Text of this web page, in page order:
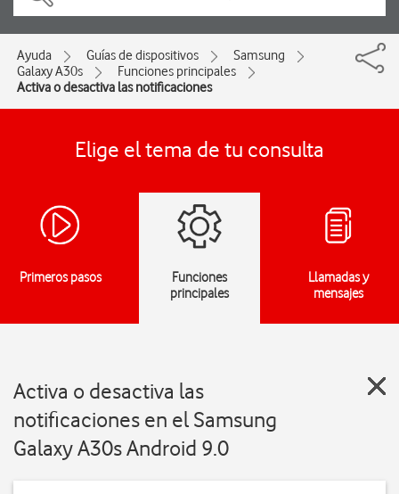
Ayuda Guías de dispositivos
Samsung
Galaxy A30s
Funciones principales
Activa o desactiva las notificaciones
Elige el tema de tu consulta
Primeros pasos
Funciones
principales
Llamadas y
mensajes
Activa o desactiva las
notificaciones en el Samsung
Galaxy A30s Android 9.0